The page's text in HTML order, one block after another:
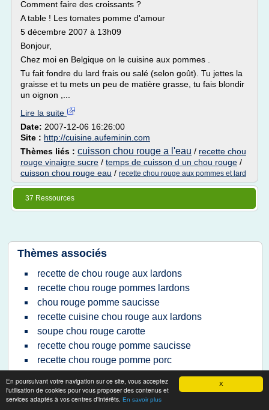
X
En poursuivant votre navigation sur ce site, vous acceptez
l'utilisation de cookies pour vous proposer des contenus et
services adaptés à vos centres d'intérêts. En savoir plus
Comment faire des croissants ?
A table ! Les tomates pomme d'amour
5 décembre 2007 à 13h09
Bonjour,
Chez moi en Belgique on le cuisine aux pommes .
Tu fait fondre du lard frais ou salé (selon goût). Tu jettes la
graisse et tu mets un peu de matière grasse, tu fais blondir
un oignon ,...
Lire la suite
Date: 2007-12-06 16:26:00
Site : http://cuisine.aufeminin.com
Thèmes liés : cuisson chou rouge a l'eau / recette chou
rouge vinaigre sucre / temps de cuisson d un chou rouge /
cuisson chou rouge eau / recette chou rouge aux pommes et lard
37 Ressources
Thèmes associés
recette de chou rouge aux lardons
recette chou rouge pommes lardons
chou rouge pomme saucisse
recette cuisine chou rouge aux lardons
soupe chou rouge carotte
recette chou rouge pomme saucisse
recette chou rouge pomme porc
recette chou rouge lardons pommes de terre
chou rouge aux pommes et aux lardons
poelee chou blanc carottes